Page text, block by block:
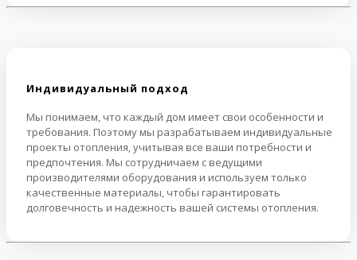
Индивидуальный подход
Мы понимаем, что каждый дом имеет свои особенности и
требования. Поэтому мы разрабатываем индивидуальные
проекты отопления, учитывая все ваши потребности и
предпочтения. Мы сотрудничаем с ведущими
производителями оборудования и используем только
качественные материалы, чтобы гарантировать
долговечность и надежность вашей системы отопления.